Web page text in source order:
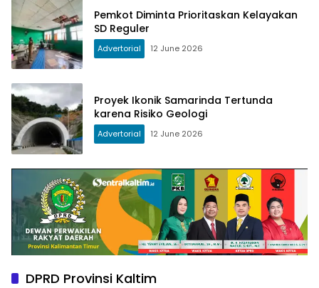
Pemkot Diminta Prioritaskan Kelayakan
SD Reguler
Advertorial 12 June 2026
Proyek Ikonik Samarinda Tertunda
karena Risiko Geologi
Advertorial 12 June 2026
DPRD Provinsi Kaltim